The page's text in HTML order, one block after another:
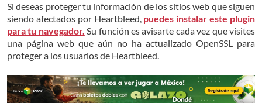
Si deseas proteger tu información de los sitios web que siguen
siendo afectados por Heartbleed,puedes instalar este plugin
para tu navegador. Su función es avisarte cada vez que visites
una página web que aún no ha actualizado OpenSSL para
proteger a los usuarios de Heartbleed.